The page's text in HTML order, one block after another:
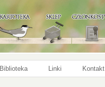
Biblioteka Linki Kontakt